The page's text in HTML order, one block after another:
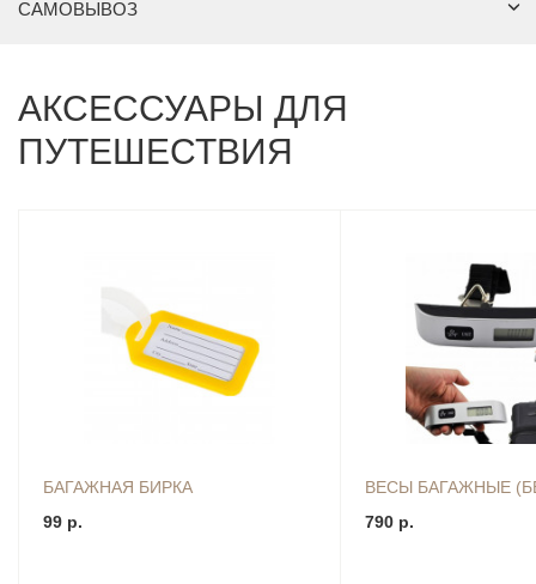
САМОВЫВОЗ
АКСЕССУАРЫ ДЛЯ
ПУТЕШЕСТВИЯ
БАГАЖНАЯ БИРКА
99 р.
ВЕСЫ БАГАЖНЫЕ
790 р.